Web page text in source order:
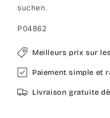
suchen.
P04862
Meilleurs prix sur
Paiement simple et
Livraison gratuite